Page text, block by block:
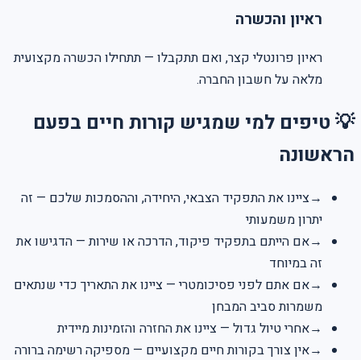
ראיון והכשרה
ראיון פרונטלי קצר, ואם תתקבלו — תתחילו הכשרה מקצועית
מלאה על חשבון החברה.
💡 טיפים למי שמגיש קורות חיים בפעם
הראשונה
→ציינו את התפקיד הצבאי, היחידה, וההסמכות שלכם — זה
יתרון משמעותי
→אם הייתם בתפקיד פיקוד, הדרכה או שירות — הדגישו את
זה במיוחד
→אם אתם לפני פסיכומטרי — ציינו את התאריך כדי שנתאים
משמרות סביב המבחן
→אחרי טיול גדול — ציינו את החזרה והזמינות מיידית
→אין צורך בקורות חיים מקצועיים — מספיקה רשימה ברורה